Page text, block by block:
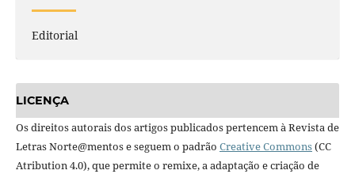
Editorial
LICENÇA
Os direitos autorais dos artigos publicados pertencem à Revista de
Letras Norte@mentos e seguem o padrão Creative Commons(CC
Atribution 4.0), que permite o remixe, a adaptação e criação de